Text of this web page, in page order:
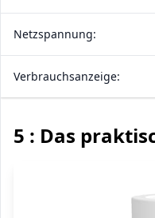
Netzspannung:
Verbrauchsanzeige:
5 : Das